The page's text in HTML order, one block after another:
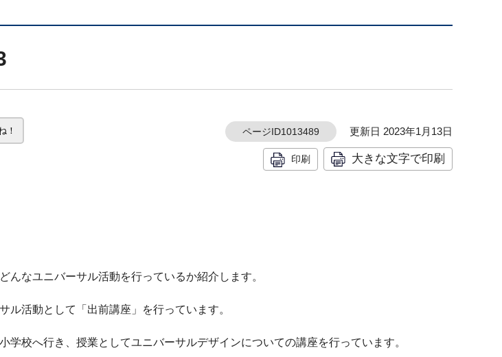
！ ページID1013489 更新日 2023年1月13日
印刷 大きな文字で印刷
んなユニバーサル活動を行っているか紹介します。
ル活動として「出前講座」を行っています。
学校へ行き、授業としてユニバーサルデザインについての講座を行っています。